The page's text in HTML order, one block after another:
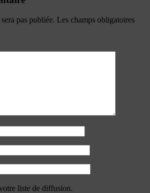
pas publiée. Les champs obligatoires
liste de diffusion.